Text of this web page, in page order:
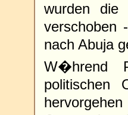
wurden die
verschoben
nach Abuja
W�hrend
politischen